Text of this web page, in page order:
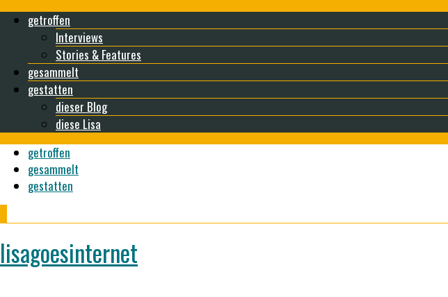
getroffen
Interviews
Stories & Features
gesammelt
gestatten
dieser Blog
diese Lisa
getroffen
gesammelt
gestatten
lisagoesinternet